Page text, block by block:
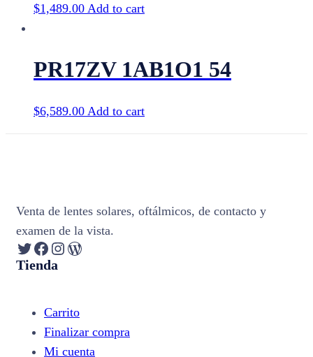
$1,489.00 Add to cart
PR17ZV 1AB1O1 54
$6,589.00 Add to cart
Venta de lentes solares, oftálmicos, de contacto y
examen de la vista.
Twitter Facebook Instagram WordPress
Tienda
Carrito
Finalizar compra
Mi cuenta